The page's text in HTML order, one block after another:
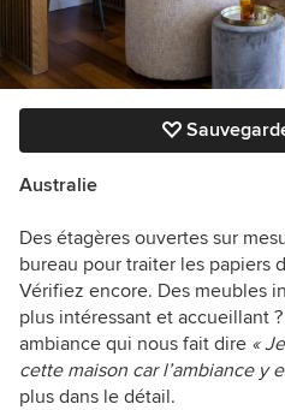
Australie
Des étagères ouvertes sur
bureau pour traiter les papiers
Vérifiez encore. Des meubles
plus intéressant et accueillant
ambiance qui nous fait dire «
cette maison car l’ambiance y
plus dans le détail.